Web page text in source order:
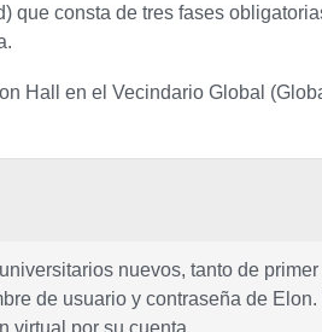
que consta de tres fases
Hall en el Vecindario Global
nuevos, tanto de
de usuario y contraseña de
virtual por su cuenta.